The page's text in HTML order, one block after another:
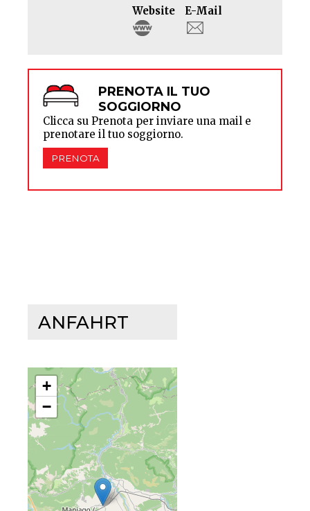
Website E-Mail
PRENOTA IL TUO
SOGGIORNO
Clicca su Prenota per inviare una mail e
prenotare il tuo soggiorno.
PRENOTA
ANFAHRT
+
−